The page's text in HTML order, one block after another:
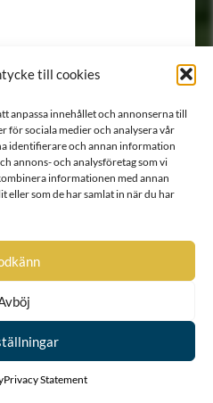
till cookies
anpassa innehållet och annonserna till
för sociala medier och analysera vår
identifierare och annan information
annons- och analysföretag som vi
informationen med annan
som de har samlat in när du har
Privacy Statement